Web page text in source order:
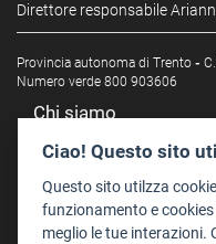
Direttore responsabile
Provincia autonoma di Trento -
Numero verde 800 903606
Chi siamo
Redazione
Staff
Format - Centro
Trentino Film
Ciao! Questo sito
Questo sito utilzza
funzionamento e
meglio le tue interazioni.